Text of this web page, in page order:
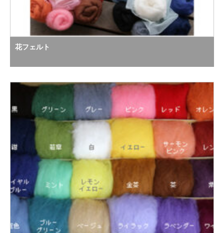
花フェルト